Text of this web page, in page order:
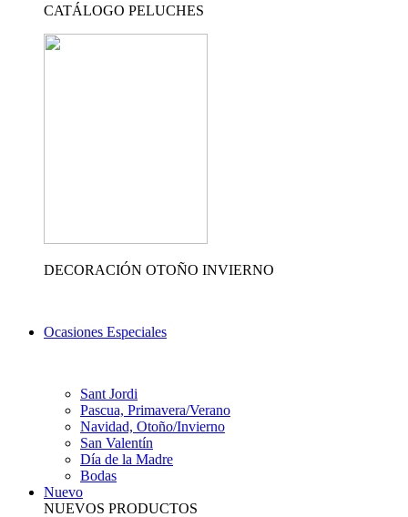
CATÁLOGO PELUCHES
DECORACIÓN OTOÑO INVIERNO
Ocasiones Especiales
Sant Jordi
Pascua, Primavera/Verano
Navidad, Otoño/Invierno
San Valentín
Día de la Madre
Bodas
Nuevo
NUEVOS PRODUCTOS